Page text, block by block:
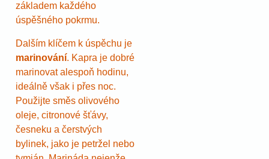
základem každého
úspěšného pokrmu.
Dalším klíčem k úspěchu je
marinování. Kapra je dobré
marinovat alespoň hodinu,
ideálně však i přes noc.
Použijte směs olivového
oleje, citronové šťávy,
česneku a čerstvých
bylinek, jako je petržel nebo